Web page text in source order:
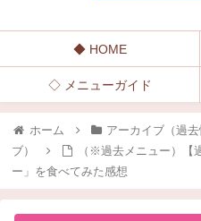
◆ HOME
◇ メニューガイド
ホーム アーカイブ（過去
ブ）
（※過去メニュー）【
ー」を食べてみた感想